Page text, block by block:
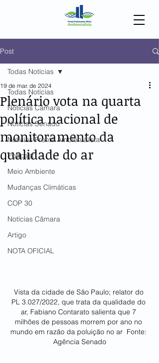
Post
Todas Notícias
Notícias Câmara
Notícias Senado
Notícias Frente Ambientalista
Podcast
Meio Ambiente
Mudanças Climáticas
COP 30
Notícias Câmara
Artigo
NOTA OFICIAL
Todas Notícias
Plenário vota na quarta
política nacional de
monitoramento da
qualidade do ar
19 de mar. de 2024
Vista da cidade de São Paulo; relator do
PL 3.027/2022, que trata da qualidade do
ar, Fabiano Contarato salienta que 7
milhões de pessoas morrem por ano no
mundo em razão da poluição no ar  Fonte:
Agência Senado